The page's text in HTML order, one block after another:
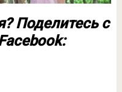
Поделитесь с